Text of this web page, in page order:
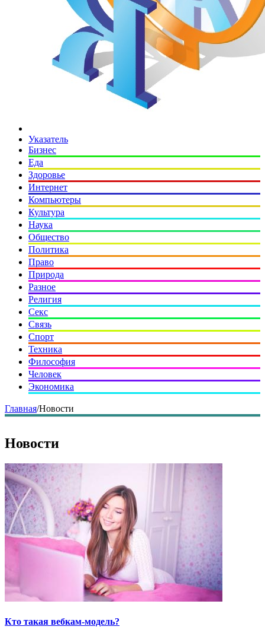
Указатель
Бизнес
Еда
Здоровье
Интернет
Компьютеры
Культура
Наука
Общество
Политика
Право
Природа
Разное
Религия
Секс
Связь
Спорт
Техника
Философия
Человек
Экономика
Главная/Новости
Новости
Кто такая вебкам-модель?